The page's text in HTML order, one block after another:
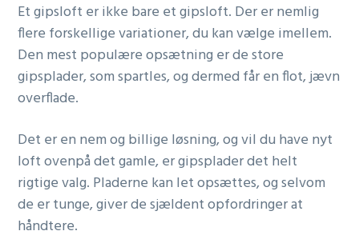
Et gipsloft er ikke bare et gipsloft. Der er nemlig
flere forskellige variationer, du kan vælge imellem.
Den mest populære opsætning er de store
gipsplader, som spartles, og dermed får en flot, jævn
overflade.
Det er en nem og billige løsning, og vil du have nyt
loft ovenpå det gamle, er gipsplader det helt
rigtige valg. Pladerne kan let opsættes, og selvom
de er tunge, giver de sjældent opfordringer at
håndtere.